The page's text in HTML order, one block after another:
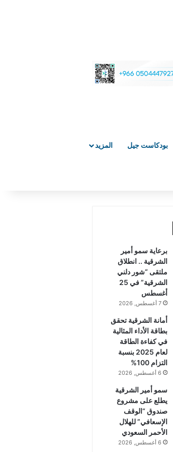
بودكاست جيل المزيد
برعاية سمو أمير
الشرقية .. انطلاق
ملتقى “شور دلني
الشرقية” في 25
أغسطس
7 أغسطس, 2026
أمانة الشرقية تحقق
بطاقة الأداء المثالية
في كفاءة الطاقة
لعام 2025 بنسبة
التزام 100%
6 أغسطس, 2026
سمو أمير الشرقية
يطلع على مشروع
صندوق “الوقف
الإسعافي” للهلال
الأحمر السعودي
6 أغسطس, 2026